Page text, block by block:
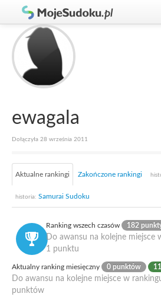
Graj w Sudoku!
Zasady Sudoku
Rankingi
ewagala
Dołączyła 28 września 2011
Aktualne rankingi Zakończone rankingi
historia: Samurai Sudoku
Ranking wszech czasów 182
Do awansu na kolejne miejsce
1 punktu
Aktualny ranking miesięczny 0 punktów
Do awansu na kolejne miejsce w
punktów